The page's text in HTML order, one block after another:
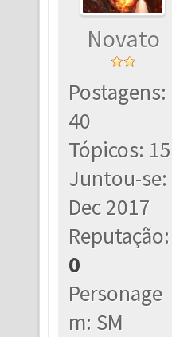
Novato
Postagens:
40
Tópicos: 15
Juntou-se:
Dec 2017
Reputação:
0
Personage
m: SM